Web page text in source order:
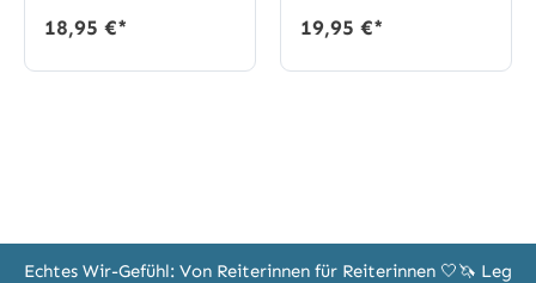
18,95 €* 19,95 €*
Echtes Wir-Gefühl: Von Reiterinnen für Reiterinnen 🤍🦄 Leg